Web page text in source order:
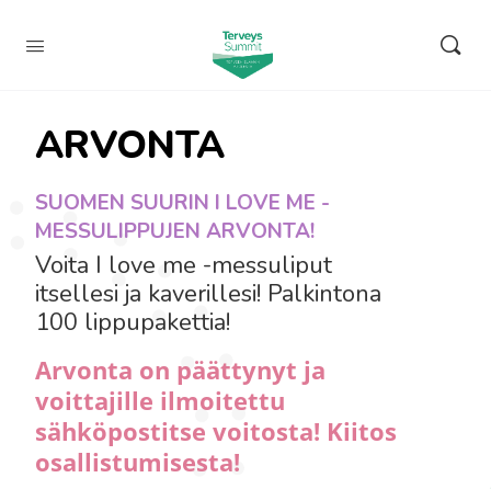
ARVONTA
SUOMEN SUURIN I LOVE ME -
MESSULIPPUJEN ARVONTA!
Voita I love me -messuliput
itsellesi ja kaverillesi! Palkintona
100 lippupakettia!
Arvonta on päättynyt ja
voittajille ilmoitettu
sähköpostitse voitosta! Kiitos
osallistumisesta!